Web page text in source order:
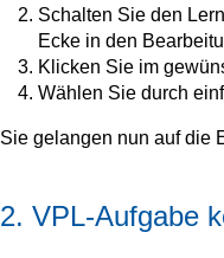
Schalten Sie den
Ecke in den
Klicken Sie im
Wählen Sie durch
Sie gelangen nun auf die
2. VPL-Aufgabe